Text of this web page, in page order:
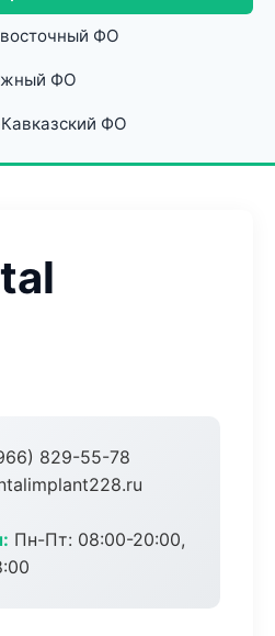
ФО
ФО
ФО
829-55-78
Пн-Пт: 08:00-20:00,